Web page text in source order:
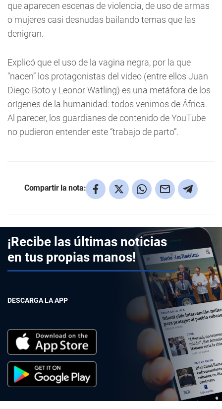
que aparecen escenas de violencia, de uso de armas
o mujeres casi desnudas bailando temas que las
denigran.
Explicó que el uso de la vagina negra, por la que
“nacen” los protagonistas del video (entre ellos Juan
Diego Boto y Leonor Watling) es una metáfora de los
orígenes de la humanidad: todos venimos de África.
Al parecer, los guardianes de contenido de YouTube
no pudieron entender este “trabajo de parto”.
Compartir la nota:
¡Recibe las últimas noticias
en tus propias manos!
DESCARGA LA APP